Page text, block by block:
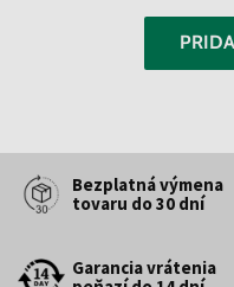
Bezplatná výmena
tovaru do 30 dní
Garancia vrátenia